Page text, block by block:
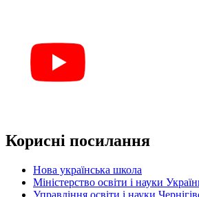
Корисні посилання
Нова українська школа
Міністерство освіти і науки
Управління освіти і науки